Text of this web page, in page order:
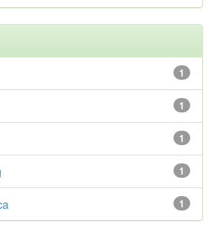
1
1
1
1
1